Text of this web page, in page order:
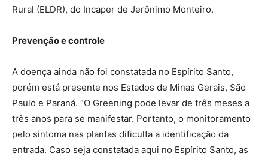
Rural (ELDR), do Incaper de Jerônimo Monteiro.
Prevenção e controle
A doença ainda não foi constatada no Espírito Santo,
porém está presente nos Estados de Minas Gerais, São
Paulo e Paraná. “O Greening pode levar de três meses a
três anos para se manifestar. Portanto, o monitoramento
pelo sintoma nas plantas dificulta a identificação da
entrada. Caso seja constatada aqui no Espírito Santo, as